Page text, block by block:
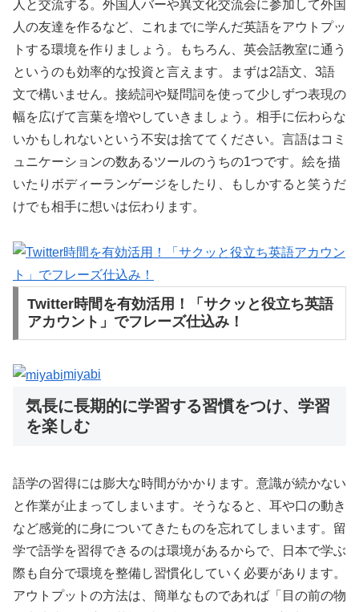
人と交流する。外国人バーや異文化交流会に参加して外国
人の友達を作るなど、これまでに学んだ英語をアウトプッ
トする環境を作りましょう。もちろん、英会話教室に通う
というのも効率的な投資と言えます。まずは2語文、3語
文で構いません。接続詞や疑問詞を使って少しずつ表現の
幅を広げて言葉を増やしていきましょう。相手に伝わらな
いかもしれないという不安は捨ててください。言語はコミ
ュニケーションの数あるツールのうちの1つです。絵を描
いたりボディーランゲージをしたり、もしかすると笑うだ
けでも相手に想いは伝わります。
Twitter時間を有効活用！「サクッと役立ち英語
アカウント」でフレーズ仕込み！
miyabi
気長に長期的に学習する習慣をつけ、学習
を楽しむ
語学の習得には膨大な時間がかかります。意識が続かない
と作業が止まってしまいます。そうなると、耳や口の動き
など感覚的に身についてきたものを忘れてしまいます。留
学で語学を習得できるのは環境があるからで、日本で学ぶ
際も自分で環境を整備し習慣化していく必要があります。
アウトプットの方法は、簡単なものであれば「目の前の物